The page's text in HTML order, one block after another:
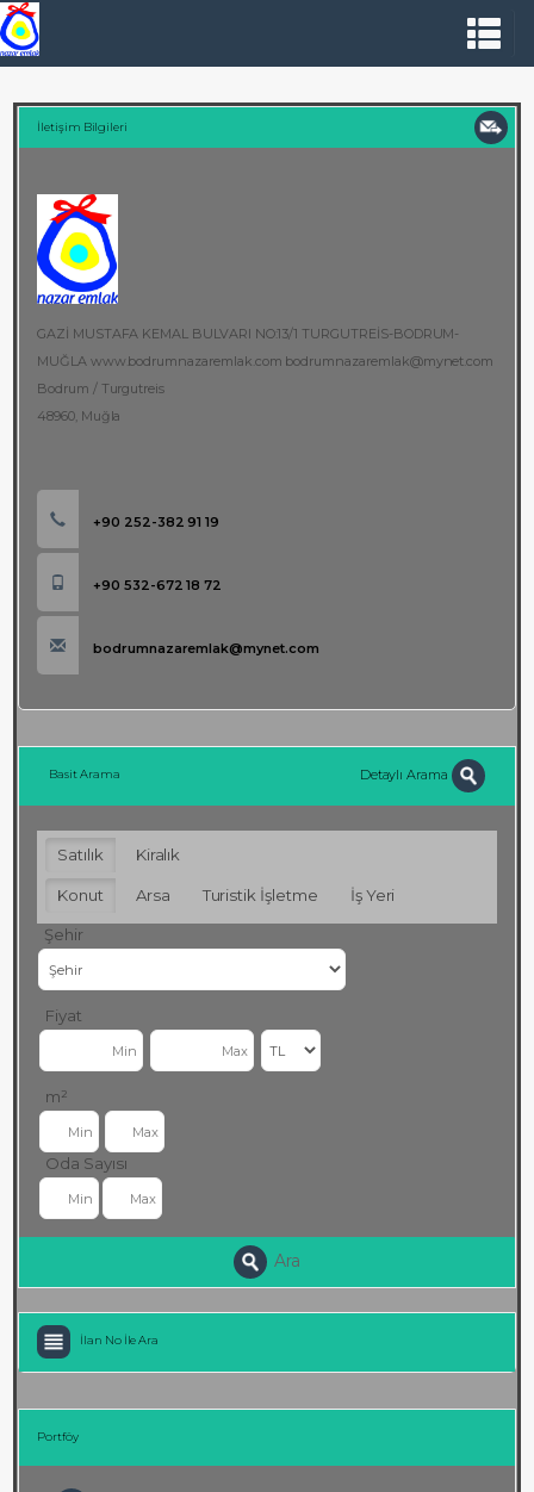
İletişim Bilgileri
GAZİ MUSTAFA KEMAL BULVARI NO:13/1 TURGUTREİS-BODRUM-
MUĞLA www.bodrumnazaremlak.com bodrumnazaremlak@mynet.com
Bodrum / Turgutreis
48960, Muğla
+90 252-382 91 19
+90 532-672 18 72
bodrumnazaremlak@mynet.com
Basit Arama Detaylı Arama
Satılık Kiralık
Konut Arsa Turistik İşletme İş Yeri
Şehir
Fiyat
m²
Oda Sayısı
Ara
İlan No İle Ara
Portföy